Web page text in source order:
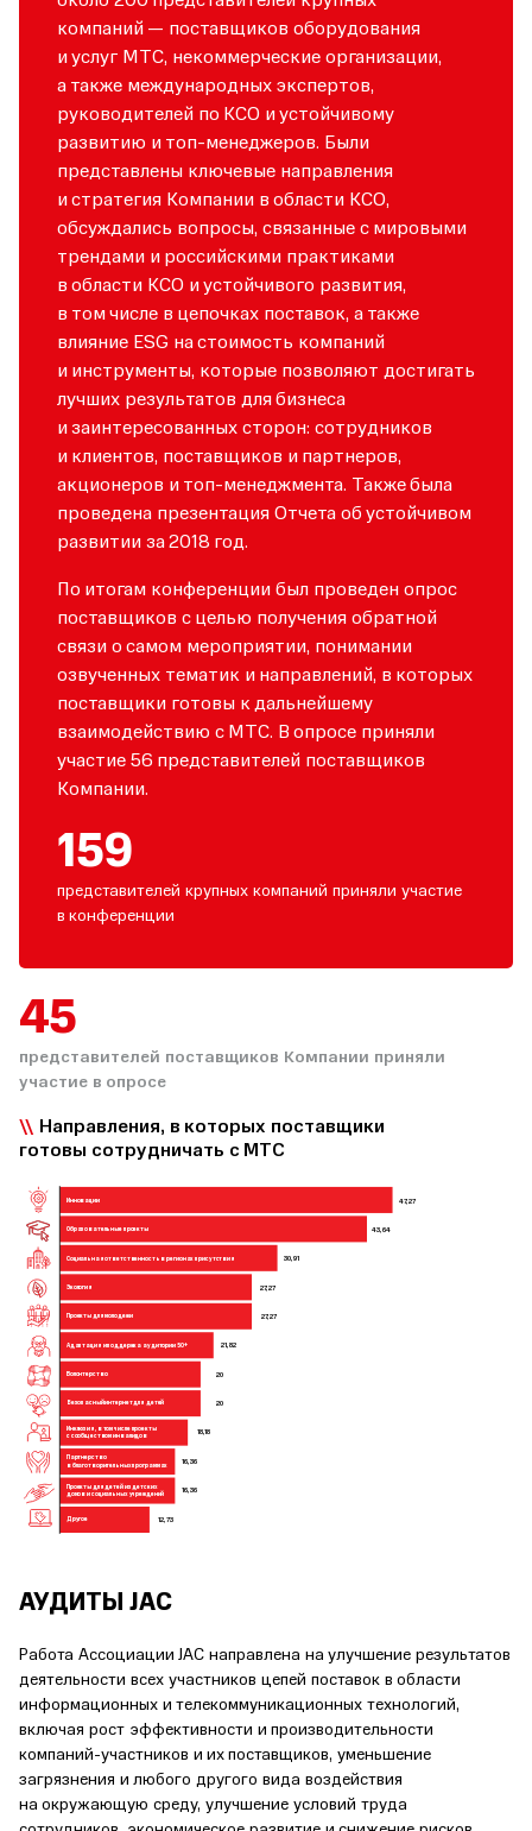
компаний — поставщиков оборудования
и услуг МТС, некоммерческие организации,
а также международных экспертов,
руководителей по КСО и устойчивому
развитию и топ-менеджеров. Были
представлены ключевые направления
и стратегия Компании в области КСО,
обсуждались вопросы, связанные с мировыми
трендами и российскими практиками
в области КСО и устойчивого развития,
в том числе в цепочках поставок, а также
влияние ESG на стоимость компаний
и инструменты, которые позволяют достигать
лучших результатов для бизнеса
и заинтересованных сторон: сотрудников
и клиентов, поставщиков и партнеров,
акционеров и топ-менеджмента. Также была
проведена презентация Отчета об устойчивом
развитии за 2018 год.
По итогам конференции был проведен опрос
поставщиков с целью получения обратной
связи о самом мероприятии, понимании
озвученных тематик и направлений, в которых
поставщики готовы к дальнейшему
взаимодействию с МТС. В опросе приняли
участие 56 представителей поставщиков
Компании.
185
представителей крупных компаний приняли участие
в конференции
52
представителей поставщиков Компании приняли
участие в опросе
Направления, в которых поставщики
готовы сотрудничать с МТС
47,27
43,64
30,91
27,27
27,27
21,82
20
20
18,18
16,36
16,36
12,73
Инновации
Образовательные проекты
Социальная ответственность в регионах присутствия
Экология
Проекты для молодежи
Адаптация и поддержка аудитории 50+
Волонтерство
Безопасный интернет для детей
Инклюзия, в том числе проекты
с сообществом инвалидов
Партнерство
в благотворительных программах
Проекты для детей из детских
домов и социальных учреждений
Другое
АУДИТЫ JAC
Работа Ассоциации JAC направлена на улучшение результатов
деятельности всех участников цепей поставок в области
информационных и телекоммуникационных технологий,
включая рост эффективности и производительности
компаний-участников и их поставщиков, уменьшение
загрязнения и любого другого вида воздействия
на окружающую среду, улучшение условий труда